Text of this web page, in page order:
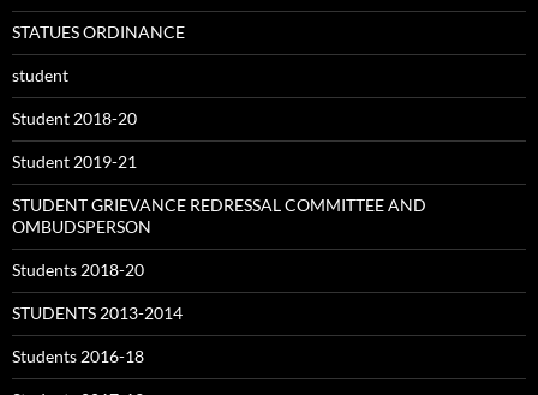
STATUES ORDINANCE
student
Student 2018-20
Student 2019-21
STUDENT GRIEVANCE REDRESSAL COMMITTEE AND
OMBUDSPERSON
Students 2018-20
STUDENTS 2013-2014
Students 2016-18